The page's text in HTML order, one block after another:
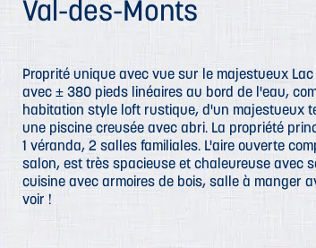
Val-des-Monts
Proprité unique avec vue sur le majestueux
avec ± 380 pieds linéaires au bord de l'eau,
habitation style loft rustique, d'un majestueux
une piscine creusée avec abri. La propriété
1 véranda, 2 salles familiales. L'aire ouverte
salon, est très spacieuse et chaleureuse avec
cuisine avec armoires de bois, salle à manger
voir !